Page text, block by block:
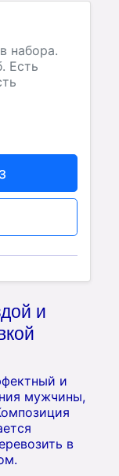
набора.
Есть
и
и
мужчины,
в